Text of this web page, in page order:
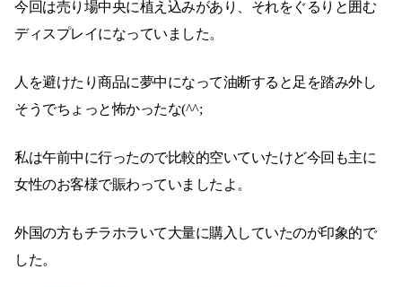
今回は売り場中央に植え込みがあり、それをぐるりと囲む
ディスプレイになっていました。
人を避けたり商品に夢中になって油断すると足を踏み外し
そうでちょっと怖かったな(^^;
私は午前中に行ったので比較的空いていたけど今回も主に
女性のお客様で賑わっていましたよ。
外国の方もチラホラいて大量に購入していたのが印象的で
した。